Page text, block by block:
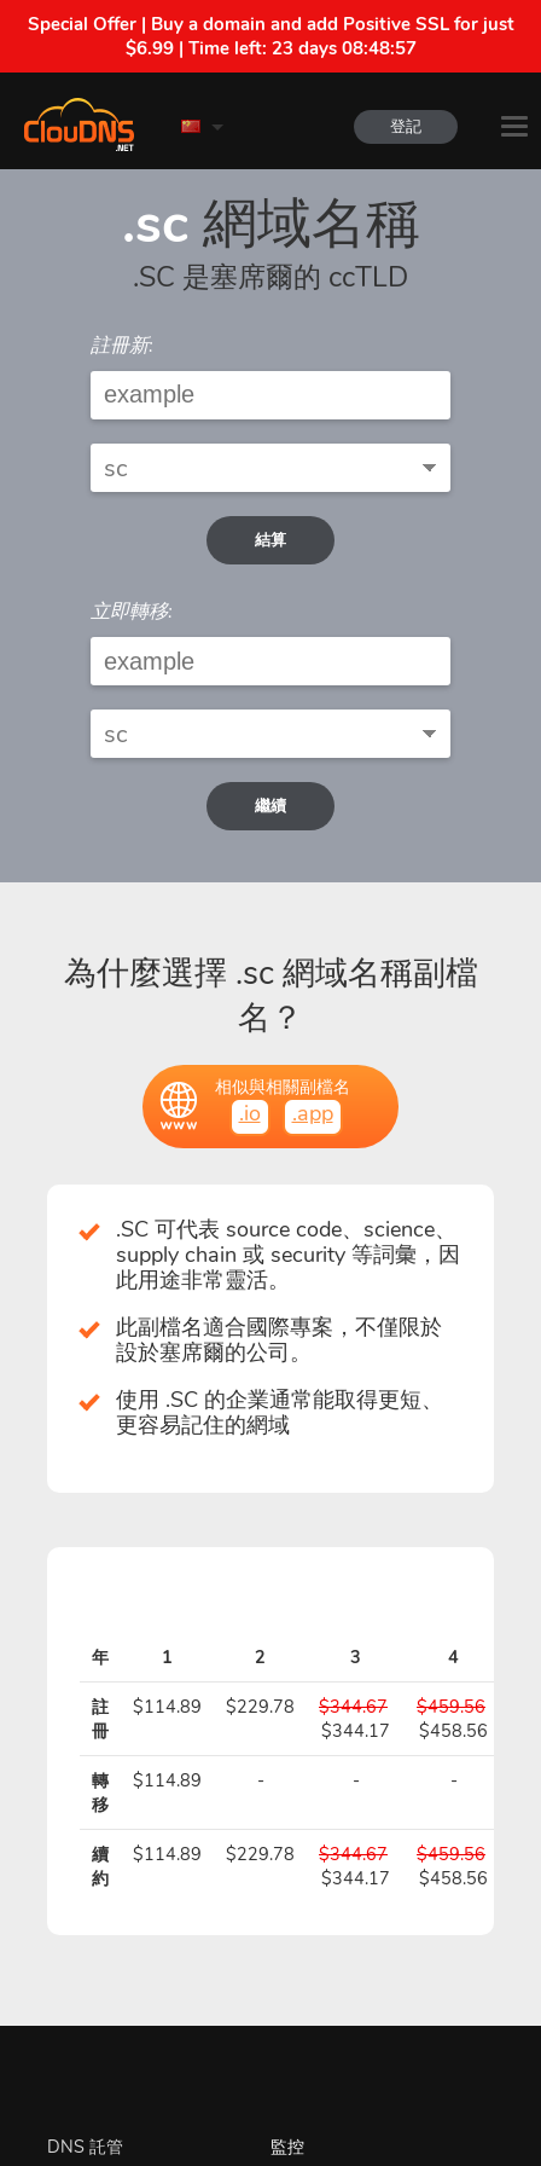
Special Offer | Buy a domain and add Positive SSL for just
$6.99 | Time left: 23 days 08:48:57
登記
.sc 網域名稱
.SC 是塞席爾的 ccTLD
註冊新:
結算
立即轉移:
繼續
為什麼選擇 .sc 網域名稱副檔
名？
相似與相關副檔名
.io .app
.SC 可代表 source code、science、
supply chain 或 security 等詞彙，因
此用途非常靈活。
此副檔名適合國際專案，不僅限於
設於塞席爾的公司。
使用 .SC 的企業通常能取得更短、
更容易記住的網域
年 1 2 3 4
註
冊
$114.89 $229.78
$344.67
$344.17
$459.56
$458.56
轉
移
$114.89 - - -
續
約
$114.89 $229.78
$344.67
$344.17
$459.56
$458.56
DNS 託管 監控